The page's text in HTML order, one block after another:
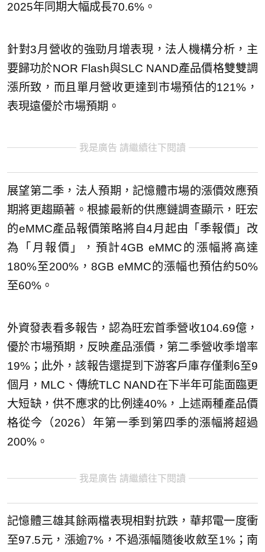
2025年同期大幅成長70.6%。
針對3月營收的強勁月增表現，法人機構分析，主
要歸功於NOR Flash與SLC NAND產品價格雙雙調
漲所致，而且單月營收更達到市場預估的121%，
表現遠優於市場預期。
我是廣告 請繼續往下閱讀
展望第二季，法人預期，記憶體市場的漲價效應預
期將更趨顯著。根據最新的供應鏈調查顯示，旺宏
的eMMC產品報價策略將自4月起由「季報價」改
為「月報價」，預計4GB eMMC的漲幅將高達
180%至200%，8GB eMMC的漲幅也預估約50%
至60%。
外資發表看多報告，認為旺宏首季營收104.69億，
優於市場預期，反映產品漲價，第二季營收季增率
19%；此外，該報告還提到下游客戶庫存僅剩6至9
個月，MLC、傳統TLC NAND在下半年可能面臨更
大短缺，供不應求的比例達40%，上述兩種產品價
格從今（2026）年第一季到第四季的漲幅將超過
200%。
我是廣告 請繼續往下閱讀
記憶體三雄其餘兩檔表現相對抗跌，華邦電一度衝
至97.5元，漲逾7%，不過漲幅隨後收斂至1%；南